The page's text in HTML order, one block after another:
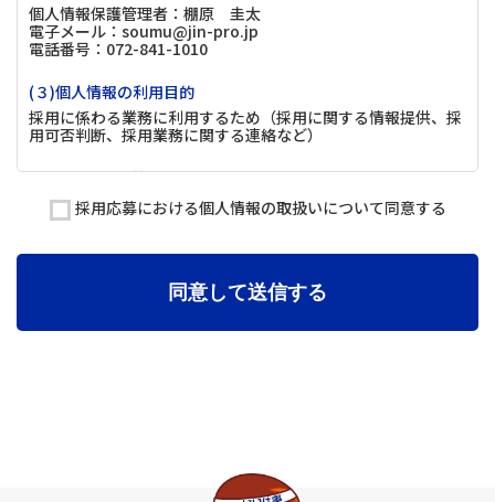
個人情報保護管理者：棚原 圭太
電子メール：soumu@jin-pro.jp
電話番号：072-841-1010
(３)個人情報の利用目的
採用に係わる業務に利用するため（採用に関する情報提供、採
用可否判断、採用業務に関する連絡など）
(４)個人情報の第三者提供について
取得した個人情報は法令等による場合を除いて第三者に提供す
ることはありません。
取得した個人情報の取扱いの全部又は、一部を委託することが
(７)保有個人データの開示等および問い合わせ窓口について
採用応募における個人情報の取扱いについて同意する
同意して送信する